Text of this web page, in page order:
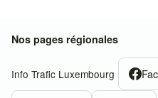
Nos pages régionales
Info Trafic Luxembourg